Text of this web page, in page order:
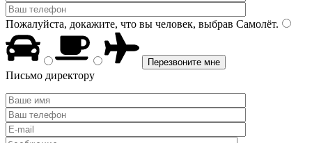
Пожалуйста, докажите, что вы человек, выбрав Самолёт.
Письмо директору